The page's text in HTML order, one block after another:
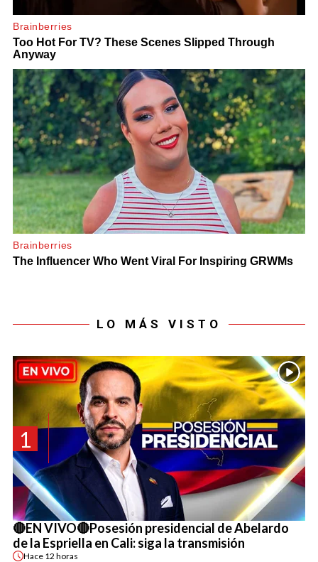
LO MÁS VISTO
1
🔴EN VIVO🔴Posesión presidencial de Abelardo
de la Espriella en Cali: siga la transmisión
Hace 12 horas